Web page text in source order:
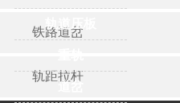
铁路道岔
轨距拉杆
轨道压板
道岔